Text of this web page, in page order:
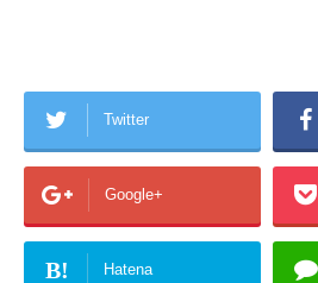
Twitter
Google+
B! Hatena